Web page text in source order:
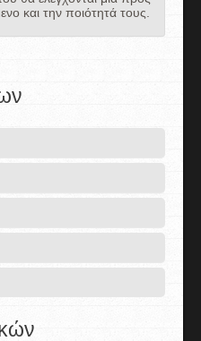
και την ποιότητά τους.